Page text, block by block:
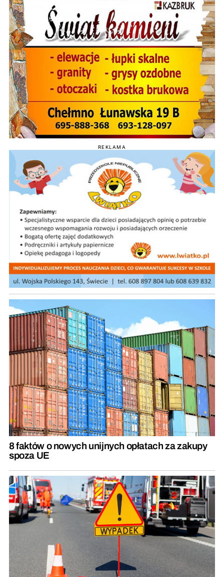
REKLAMA
8 faktów o nowych unijnych opłatach za zakupy
spoza UE